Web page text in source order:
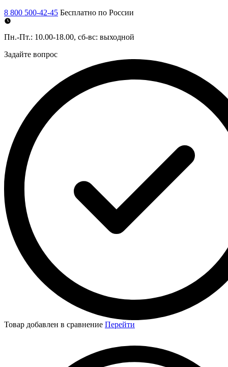
8 800 500-42-45 Бесплатно по России
Пн.-Пт.: 10.00-18.00, сб-вс: выходной
Задайте вопрос
Товар добавлен в сравнение Перейти